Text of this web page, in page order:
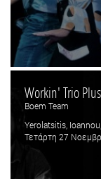
Workin' Trio Plus
Boem Team
Yerolatsitis,
Τετάρτη 27